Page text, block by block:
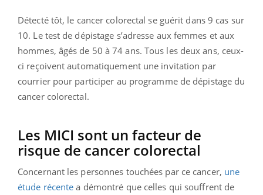
Détecté tôt, le cancer colorectal se guérit dans 9 cas sur
10. Le test de dépistage s’adresse aux femmes et aux
hommes, âgés de 50 à 74 ans. Tous les deux ans, ceux-
ci reçoivent automatiquement une invitation par
courrier pour participer au programme de dépistage du
cancer colorectal.
Les MICI sont un facteur de
risque de cancer colorectal
Concernant les personnes touchées par ce cancer, une
étude récente a démontré que celles qui souffrent de